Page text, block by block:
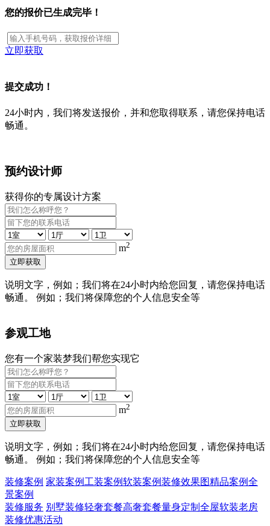
您的报价已生成完毕！
立即获取
提交成功！
24小时内，我们将发送报价，并和您取得联系，请您保持电话
畅通。
预约设计师
获得你的专属设计方案
m2
立即获取
说明文字，例如；我们将在24小时内给您回复，请您保持电话
畅通。 例如；我们将保障您的个人信息安全等
参观工地
您有一个家装梦我们帮您实现它
m2
立即获取
说明文字，例如；我们将在24小时内给您回复，请您保持电话
畅通。 例如；我们将保障您的个人信息安全等
装修案例 家装案例 工装案例软装案例装修效果图精品案例全
景案例
装修服务 别墅装修轻奢套餐高奢套餐量身定制 全屋软装老房
装修优惠活动